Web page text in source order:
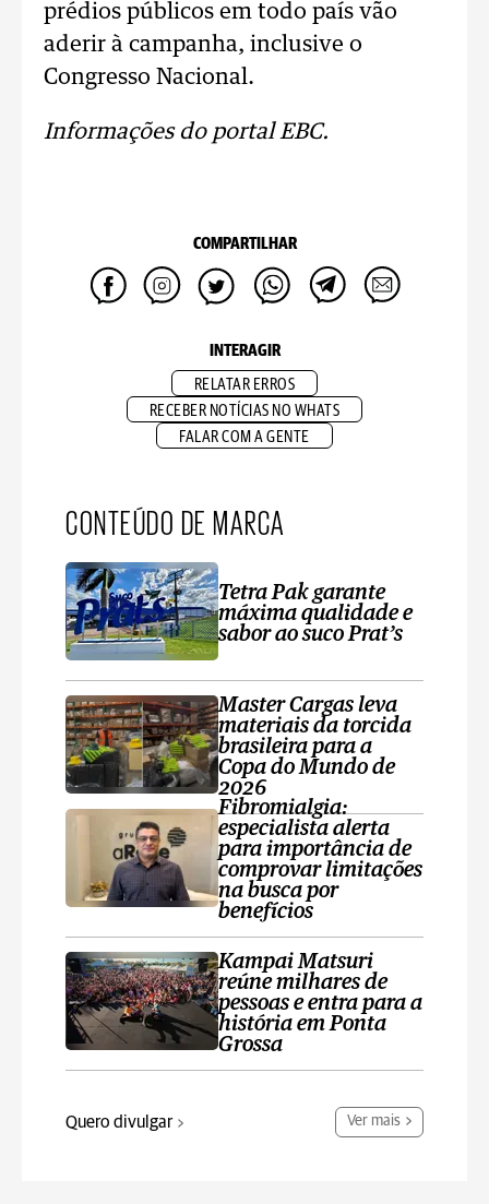
prédios públicos em todo país vão
aderir à campanha, inclusive o
Congresso Nacional.
Informações do portal EBC.
COMPARTILHAR
INTERAGIR
RELATAR ERROS
RECEBER NOTÍCIAS NO WHATS
FALAR COM A GENTE
CONTEÚDO DE MARCA
Tetra Pak garante
máxima qualidade e
sabor ao suco Prat’s
Master Cargas leva
materiais da torcida
brasileira para a
Copa do Mundo de
2026
Fibromialgia:
especialista alerta
para importância de
comprovar limitações
na busca por
benefícios
Kampai Matsuri
reúne milhares de
pessoas e entra para a
história em Ponta
Grossa
Quero divulgar Ver mais